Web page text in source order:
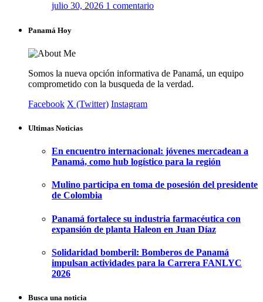
julio 30, 2026 1 comentario
Panamá Hoy
Somos la nueva opción informativa de Panamá, un equipo
comprometido con la busqueda de la verdad.
Facebook X (Twitter) Instagram
Ultimas Noticias
En encuentro internacional: jóvenes mercadean a
Panamá, como hub logístico para la región
Mulino participa en toma de posesión del presidente
de Colombia
Panamá fortalece su industria farmacéutica con
expansión de planta Haleon en Juan Díaz
Solidaridad bomberil: Bomberos de Panamá
impulsan actividades para la Carrera FANLYC
2026
Busca una noticia